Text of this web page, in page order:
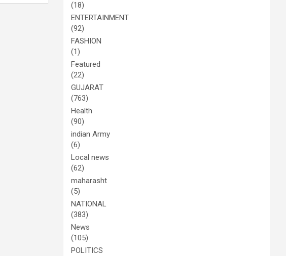
(18)
ENTERTAINMENT
(92)
FASHION
(1)
Featured
(22)
GUJARAT
(763)
Health
(90)
indian Army
(6)
Local news
(62)
maharasht
(5)
NATIONAL
(383)
News
(105)
POLITICS